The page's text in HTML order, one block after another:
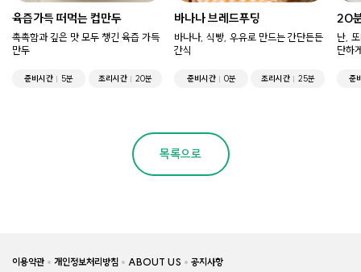
육즙가득 떠먹는 컵만두
촉촉함과 깊은 맛 모두 챙긴 육즙 가득
만두
준비시간 5분 조리시간 20분
바나나 브레드푸딩
바나나, 식빵, 우유로 만드는 간단든든
간식
준비시간 0분 조리시간 25분
20
난,
단하
준
목록으로
이용약관 개인정보처리방침 ABOUT US 공지사항